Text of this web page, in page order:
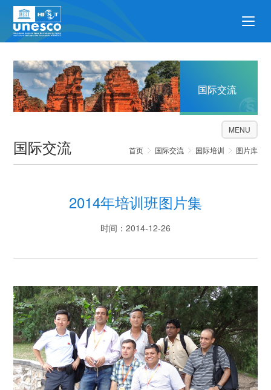
国际交流
国际交流 首页 国际交流 国际培训 图片库
MENU
2014年培训班图片集
时间：2014-12-26